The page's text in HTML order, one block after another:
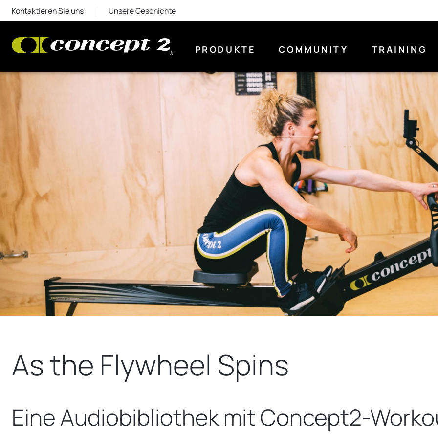
Kontaktieren Sie uns Unsere Geschichte
PRODUKTE COMMUNITY TRAINING
As the Flywheel Spins
Eine Audiobibliothek mit Concept2-